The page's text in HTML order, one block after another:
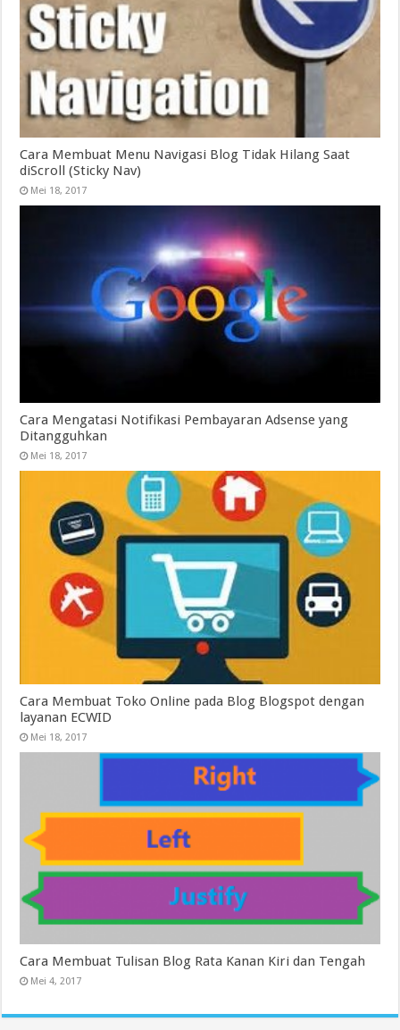
Cara Membuat Menu Navigasi Blog Tidak Hilang Saat
diScroll (Sticky Nav)
Mei 18, 2017
Cara Mengatasi Notifikasi Pembayaran Adsense yang
Ditangguhkan
Mei 18, 2017
Cara Membuat Toko Online pada Blog Blogspot dengan
layanan ECWID
Mei 18, 2017
Cara Membuat Tulisan Blog Rata Kanan Kiri dan Tengah
Mei 4, 2017